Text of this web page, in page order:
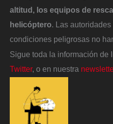
altitud, los equipos de
helicóptero. Las
condiciones peligrosas no
Sigue toda la información de
Twitter, o en nuestra